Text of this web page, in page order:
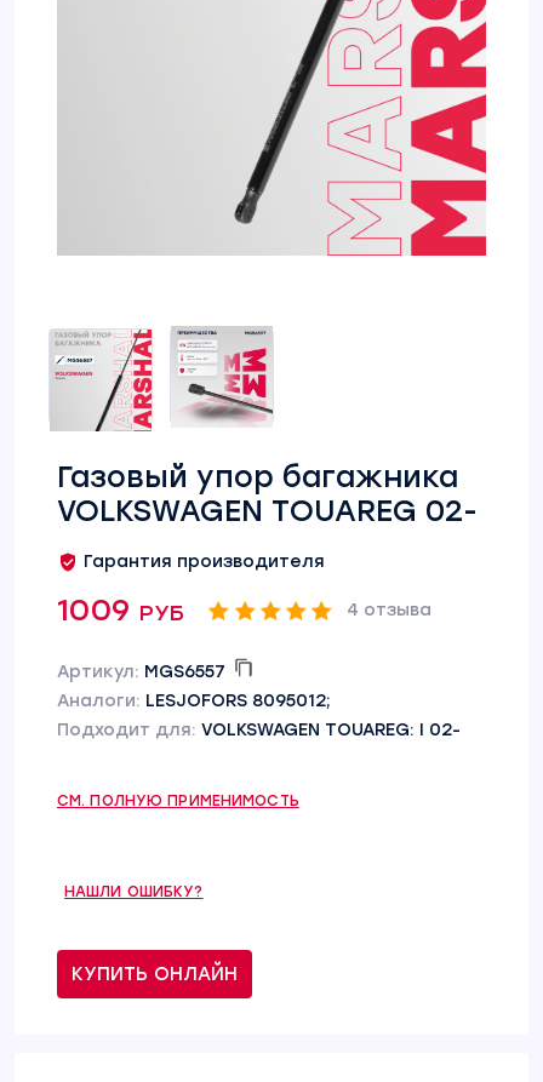
Газовый упор багажника
VOLKSWAGEN TOUAREG 02-
Гарантия производителя
1009 руб 4 отзыва
Артикул: MGS6557
Аналоги: LESJOFORS 8095012;
Подходит для: VOLKSWAGEN TOUAREG: I 02-
СМ. ПОЛНУЮ ПРИМЕНИМОСТЬ
НАШЛИ ОШИБКУ?
КУПИТЬ ОНЛАЙН